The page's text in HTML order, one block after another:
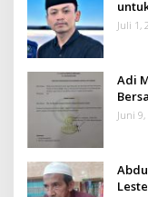
Juli 1,
Adi
Juni 9,